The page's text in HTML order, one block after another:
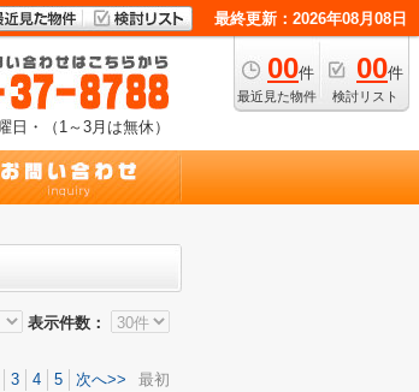
最終更新：2026年08月08日
00件
最近見た物件
00件
検討リスト
日・（1～3月は無休）
表示件数：
3 4 5 次へ>> 最初